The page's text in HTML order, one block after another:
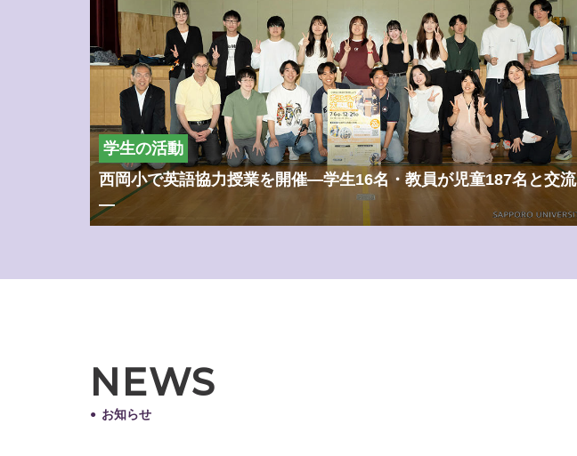
学生の活動
西岡小で英語協力授業を開催―学生16名・教員が児童187名と交流
―
NEWS
お知らせ